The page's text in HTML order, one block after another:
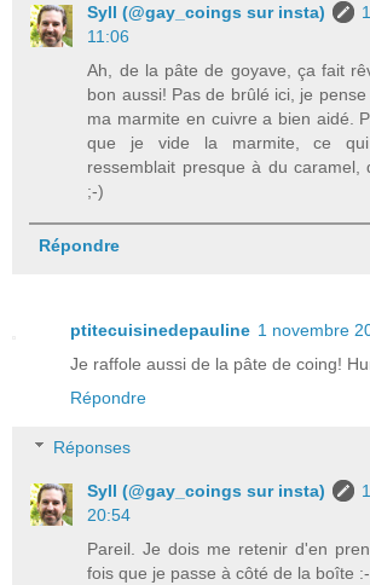
Syll (@gay_coings sur insta)
11:06
Ah, de la pâte de goyave, ça fait
bon aussi! Pas de brûlé ici, je
ma marmite en cuivre a bien aidé.
que je vide la marmite, ce
ressemblait presque à du caramel,
;-)
Répondre
ptitecuisinedepauline 1 novembre
Je raffole aussi de la pâte de coing!
Répondre
Réponses
Syll (@gay_coings sur insta)
20:54
Pareil. Je dois me retenir d'en
fois que je passe à côté de la boîte